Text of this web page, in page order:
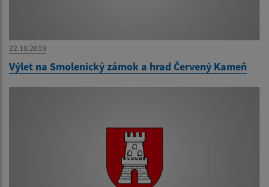
22.10.2019
Výlet na Smolenický zámok a hrad Červený Kameň